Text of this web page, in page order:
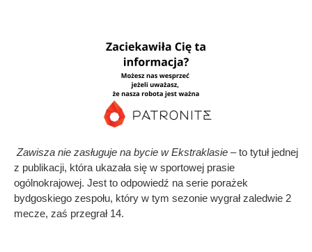
Zawisza nie zasługuje na bycie w Ekstraklasie – to tytuł jednej
z publikacji, która ukazała się w sportowej prasie
ogólnokrajowej. Jest to odpowiedź na serie porażek
bydgoskiego zespołu, który w tym sezonie wygrał zaledwie 2
mecze, zaś przegrał 14.